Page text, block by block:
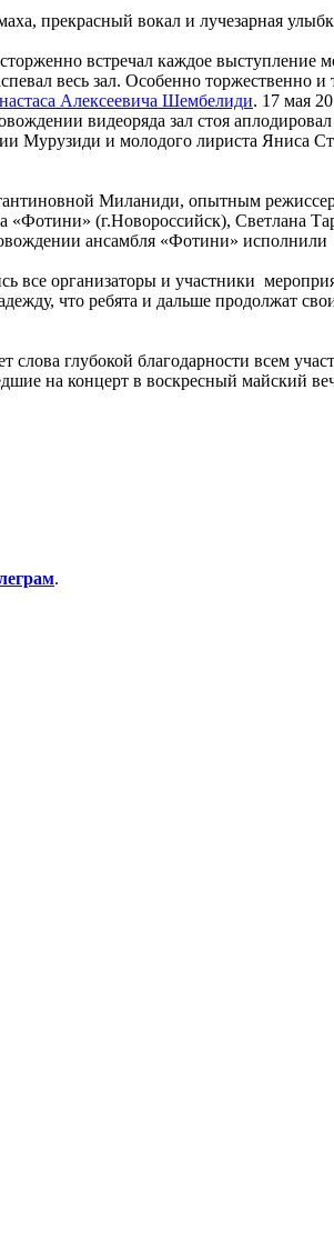
прекрасный вокал и лучезарная
встречал каждое выступление
весь зал. Особенно торжественно
Алексеевича Шембелиди. 17 мая
видеоряда зал стоя
Мурузиди и молодого лириста Яниса
Миланиди, опытным
(г.Новороссийск), Светлана
ансамбля «Фотини»
все организаторы и участники
что ребята и дальше продолжат
глубокой благодарности всем
на концерт в воскресный майский
.